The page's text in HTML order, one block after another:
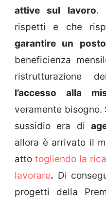
attive sul lavoro.
rispetti e che
garantire un
beneficienza
ristrutturazione
l’accesso alla
veramente bisogno.
sussidio era di
allora è arrivato il
atto togliendo la
lavorare. Di
progetti della